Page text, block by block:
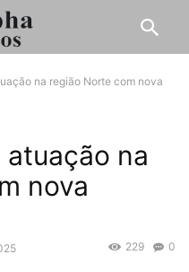
na região Norte com nova
na
nova
0
229